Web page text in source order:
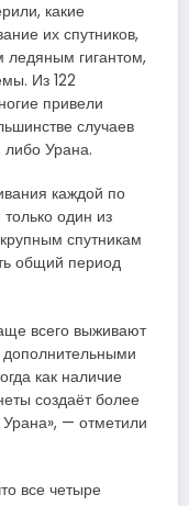
какие
их спутников,
ледяным гигантом,
Из 122
привели
случаев
Урана.
каждой по
один из
спутникам
общий период
всего выживают
дополнительными
как наличие
создаёт более
— отметили
все четыре